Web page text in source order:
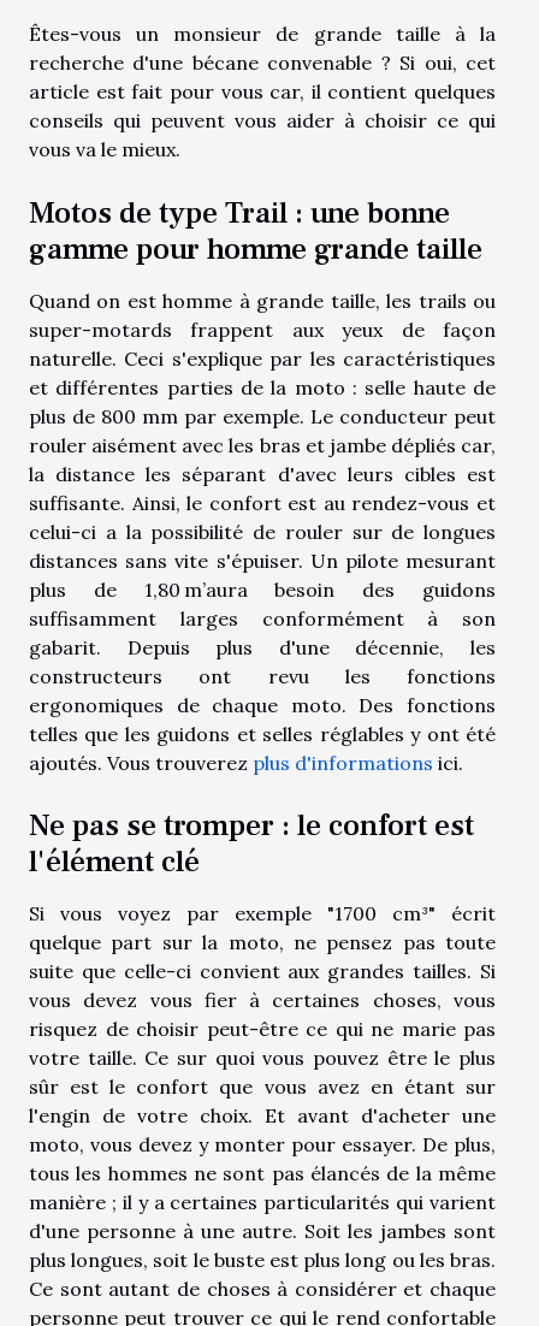
Êtes-vous un monsieur de grande taille à la
recherche d'une bécane convenable ? Si oui, cet
article est fait pour vous car, il contient quelques
conseils qui peuvent vous aider à choisir ce qui
vous va le mieux.
Motos de type Trail : une bonne
gamme pour homme grande taille
Quand on est homme à grande taille, les trails ou
super-motards frappent aux yeux de façon
naturelle. Ceci s'explique par les caractéristiques
et différentes parties de la moto : selle haute de
plus de 800 mm par exemple. Le conducteur peut
rouler aisément avec les bras et jambe dépliés car,
la distance les séparant d'avec leurs cibles est
suffisante. Ainsi, le confort est au rendez-vous et
celui-ci a la possibilité de rouler sur de longues
distances sans vite s'épuiser. Un pilote mesurant
plus de 1,80 m’aura besoin des guidons
suffisamment larges conformément à son
gabarit. Depuis plus d'une décennie, les
constructeurs ont revu les fonctions
ergonomiques de chaque moto. Des fonctions
telles que les guidons et selles réglables y ont été
ajoutés. Vous trouverez plus d'informations ici.
Ne pas se tromper : le confort est
l'élément clé
Si vous voyez par exemple "1700 cm³" écrit
quelque part sur la moto, ne pensez pas toute
suite que celle-ci convient aux grandes tailles. Si
vous devez vous fier à certaines choses, vous
risquez de choisir peut-être ce qui ne marie pas
votre taille. Ce sur quoi vous pouvez être le plus
sûr est le confort que vous avez en étant sur
l'engin de votre choix. Et avant d'acheter une
moto, vous devez y monter pour essayer. De plus,
tous les hommes ne sont pas élancés de la même
manière ; il y a certaines particularités qui varient
d'une personne à une autre. Soit les jambes sont
plus longues, soit le buste est plus long ou les bras.
Ce sont autant de choses à considérer et chaque
personne peut trouver ce qui le rend confortable